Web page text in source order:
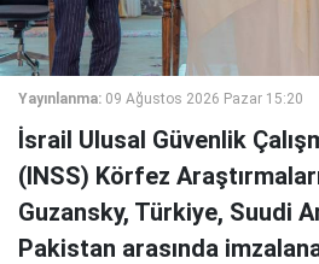
Yayınlanma: 09 Ağustos 2026 Pazar 15:20
İsrail Ulusal Güvenlik
(INSS) Körfez
Guzansky, Türkiye, Suudi
Pakistan arasında